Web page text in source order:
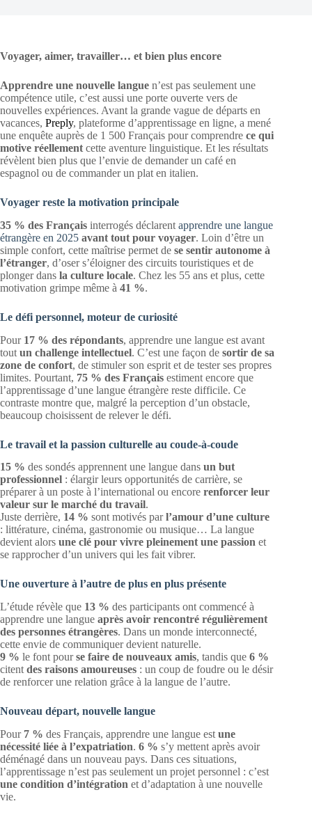
Voyager, aimer, travailler… et bien plus encore
Apprendre une nouvelle langue n’est pas seulement une
compétence utile, c’est aussi une porte ouverte vers de
nouvelles expériences. Avant la grande vague de départs en
vacances, Preply, plateforme d’apprentissage en ligne, a mené
une enquête auprès de 1 500 Français pour comprendre ce qui
motive réellement cette aventure linguistique. Et les résultats
révèlent bien plus que l’envie de demander un café en
espagnol ou de commander un plat en italien.
Voyager reste la motivation principale
35 % des Français interrogés déclarent apprendre une langue
étrangère en 2025 avant tout pour voyager. Loin d’être un
simple confort, cette maîtrise permet de se sentir autonome à
l’étranger, d’oser s’éloigner des circuits touristiques et de
plonger dans la culture locale. Chez les 55 ans et plus, cette
motivation grimpe même à 41 %.
Le défi personnel, moteur de curiosité
Pour 17 % des répondants, apprendre une langue est avant
tout un challenge intellectuel. C’est une façon de sortir de sa
zone de confort, de stimuler son esprit et de tester ses propres
limites. Pourtant, 75 % des Français estiment encore que
l’apprentissage d’une langue étrangère reste difficile. Ce
contraste montre que, malgré la perception d’un obstacle,
beaucoup choisissent de relever le défi.
Le travail et la passion culturelle au coude-à-coude
15 % des sondés apprennent une langue dans un but
professionnel : élargir leurs opportunités de carrière, se
préparer à un poste à l’international ou encore renforcer leur
valeur sur le marché du travail.
Juste derrière, 14 % sont motivés parl’amour d’une culture
: littérature, cinéma, gastronomie ou musique… La langue
devient alors une clé pour vivre pleinement une passion et
se rapprocher d’un univers qui les fait vibrer.
Une ouverture à l’autre de plus en plus présente
L’étude révèle que 13 % des participants ont commencé à
apprendre une langue après avoir rencontré régulièrement
des personnes étrangères. Dans un monde interconnecté,
cette envie de communiquer devient naturelle.
9 % le font pourse faire de nouveaux amis, tandis que 6 %
citent des raisons amoureuses : un coup de foudre ou le désir
de renforcer une relation grâce à la langue de l’autre.
Nouveau départ, nouvelle langue
Pour 7 % des Français, apprendre une langue est une
nécessité liée à l’expatriation. 6 % s’y mettent après avoir
déménagé dans un nouveau pays. Dans ces situations,
l’apprentissage n’est pas seulement un projet personnel : c’est
une condition d’intégration et d’adaptation à une nouvelle
vie.